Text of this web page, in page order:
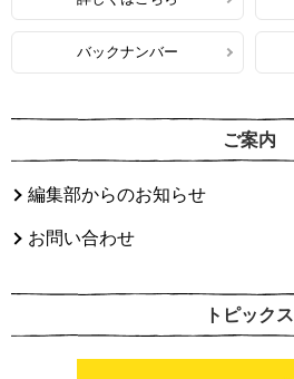
バックナンバー
ご案内
編集部からのお知らせ
お問い合わせ
トピックス